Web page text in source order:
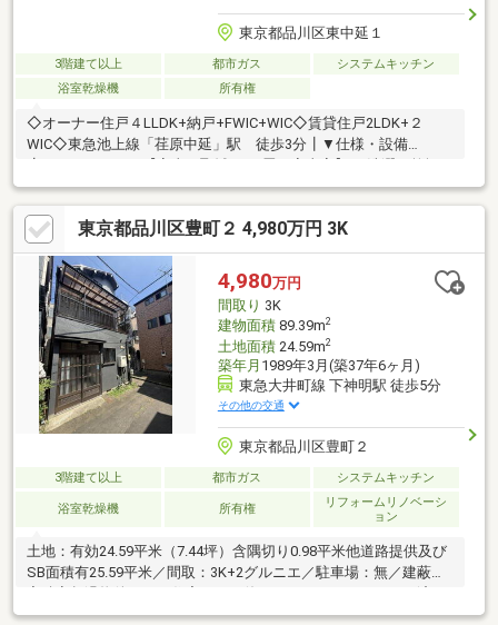
東京都品川区東中延１
3階建て以上 都市ガス
システムキッチン
浴室乾燥機
所有権
◇オーナー住戸４LLDK+納戸+FWIC+WIC◇賃貸住戸2LDK+２
WIC◇東急池上線「荏原中延」駅 徒歩3分┃▼仕様・設備
アイロン掛けを完備できる独立スペース【趣味と憩いのサブリビ
ング】 3階中央の7.3畳スペース【愛犬家垂涎のスペース】 階
段下のデッドスペースを「愛犬の城」へ【FWIC・WIC】 大型フ
ァミリークローゼット【高セキュリティ・スマートロック】
【TOYO KITCHEN採用】 【ビルトイン食器洗い乾燥機(Miere)】
【ミストサウナ付浴室換気乾燥機】 「エネファーム」連携
東京都品川区豊町２ 4,980万円 3K
4,980万円
間取り 3K
建物面積89.39m2
土地面積24.59m2
築年月 1989年3月(築37年6ヶ月)
東急大井町線 下神明駅 徒歩5分
その他の交通
東京都品川区豊町２
3階建て以上 都市ガス システムキッチン
浴室乾燥機 所有権
リフォームリノベーシ
ョン
土地：有効24.59平米（7.44坪）含隅切り0.98平米他道路提供及び
SB面積有25.59平米／間取：3K+2グルニエ／駐車場：無／建蔽・
（令和8年7月13日完了）室内：キッチン・バス・トイレ・洗面交